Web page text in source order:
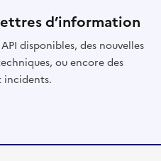
d’information
disponibles, des nouvelles
ou encore des
incidents.